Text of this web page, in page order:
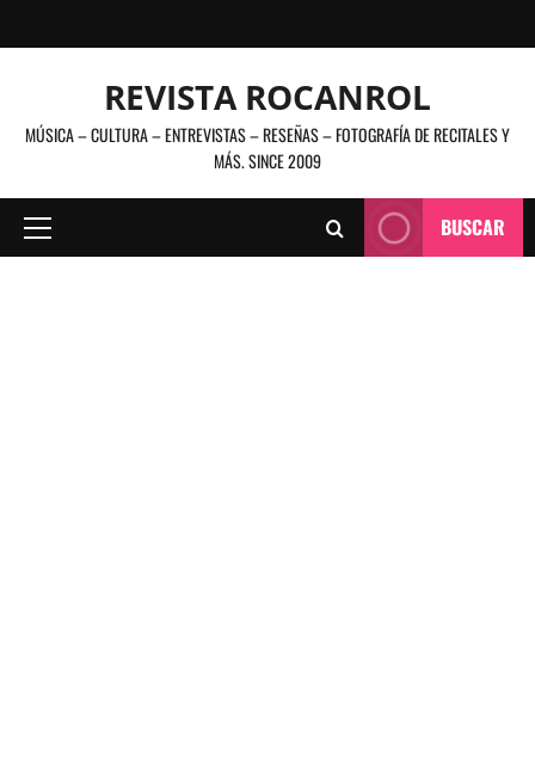
al
REVISTA ROCANROL
MÚSICA – CULTURA – ENTREVISTAS – RESEÑAS – FOTOGRAFÍA DE RECITALES Y
MÁS. SINCE 2009
Menú
BUSCAR